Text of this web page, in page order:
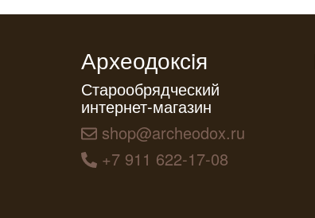
Археодоксiя
Старообрядческий
интернет-магазин
shop@archeodox.ru
+7 911 622-17-08